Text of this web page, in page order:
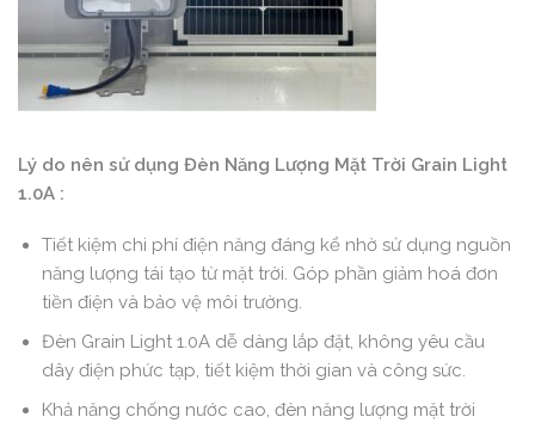
Lý do nên sử dụng Đèn Năng Lượng Mặt Trời Grain Light
1.0A :
Tiết kiệm chi phí điện năng đáng kể nhờ sử dụng nguồn
năng lượng tái tạo từ mặt trời. Góp phần giảm hoá đơn
tiền điện và bảo vệ môi trường.
Đèn Grain Light 1.0A dễ dàng lắp đặt, không yêu cầu
dây điện phức tạp, tiết kiệm thời gian và công sức.
Khả năng chống nước cao, đèn năng lượng mặt trời